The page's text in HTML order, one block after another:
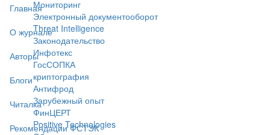
Главная
О журнале
Авторы
Блоги
Читалка
Рекомендации ФСТЭК
Мониторинг
Электронный документооборот
Threat Intelligence
Законодательство
Инфотекс
ГосСОПКА
криптография
Антифрод
Зарубежный опыт
ФинЦЕРТ
Positive Technologies